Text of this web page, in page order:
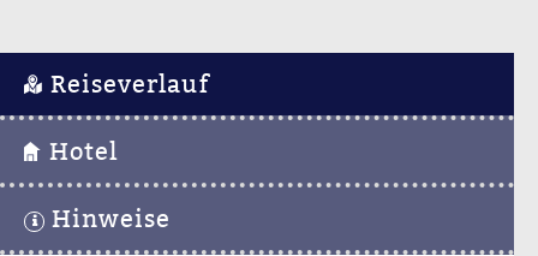
Reiseverlauf
Hotel
Hinweise